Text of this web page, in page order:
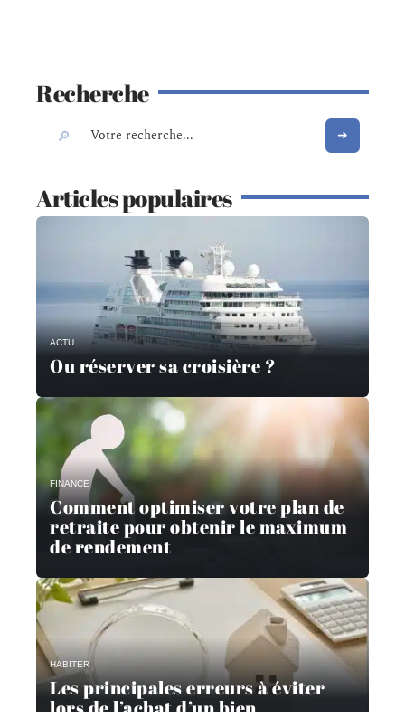
Recherche
Articles populaires
ACTU
Ou réserver sa croisière ?
FINANCE
Comment optimiser votre plan de
retraite pour obtenir le maximum
de rendement
HABITER
Les principales erreurs à éviter
lors de l’achat d’un bien